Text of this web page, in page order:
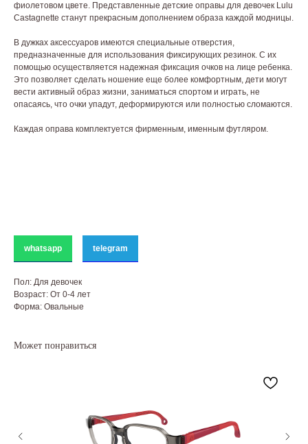
фиолетовом цвете. Представленные детские оправы для девочек Lulu
Castagnette станут прекрасным дополнением образа каждой модницы.
В дужках аксессуаров имеются специальные отверстия,
предназначенные для использования фиксирующих резинок. С их
помощью осуществляется надежная фиксация очков на лице ребенка.
Это позволяет сделать ношение еще более комфортным, дети могут
вести активный образ жизни, заниматься спортом и играть, не
опасаясь, что очки упадут, деформируются или полностью сломаются.
Каждая оправа комплектуется фирменным, именным футляром.
whatsapp telegram
Пол: Для девочек
Возраст: От 0-4 лет
Форма: Овальные
Может понравиться